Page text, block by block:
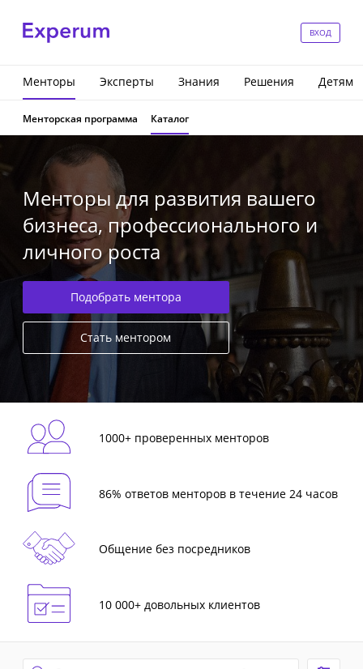
ВХОД
Менторы Эксперты Знания Решения Детям
Менторская программа Каталог
Менторы для развития вашего
бизнеса, профессионального и
личного роста
Подобрать ментора
Стать ментором
1000+ проверенных менторов
86% ответов менторов в течение 24 часов
Общение без посредников
10 000+ довольных клиентов